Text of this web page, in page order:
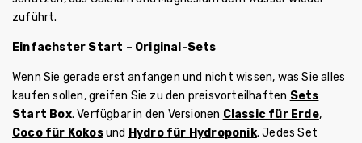
zuführt.
Einfachster Start – Original-Sets
Wenn Sie gerade erst anfangen und nicht wissen, was Sie alles
kaufen sollen, greifen Sie zu den preisvorteilhaften Sets
Start Box. Verfügbar in den Versionen Classic für Erde,
Coco für Kokosund Hydro für Hydroponik. Jedes Set